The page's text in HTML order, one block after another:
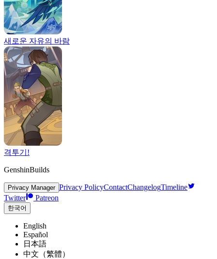
새로운 자유의 바람
격투기!
GenshinBuilds
Privacy Manager Privacy PolicyContactChangelogTimeline
Twitter
Patreon
한국어
English
Español
日本語
中文（繁體）